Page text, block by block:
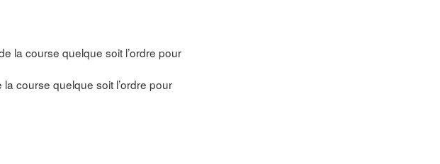
la course quelque soit l’ordre pour
course quelque soit l’ordre pour